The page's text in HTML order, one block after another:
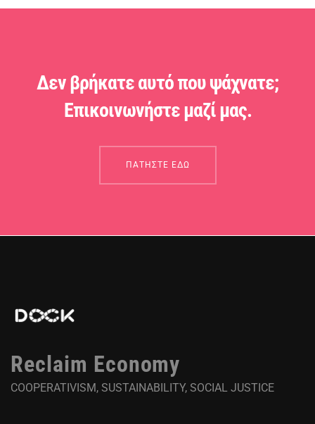
Δεν βρήκατε αυτό που ψάχνατε;
Επικοινωνήστε μαζί μας.
ΠΑΤΗΣΤΕ ΕΔΩ
Reclaim Economy
COOPERATIVISM, SUSTAINABILITY, SOCIAL JUSTICE